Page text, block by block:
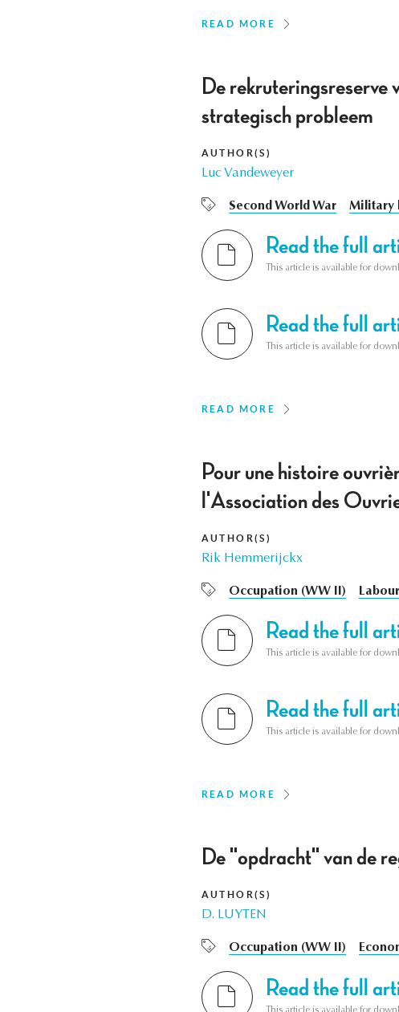
READ MORE
De
strategisch probleem
AUTHOR(S)
Luc Vandeweyer
Second World War Military
Read the full
This article is available for
Read the full
This article is available for
READ MORE
Pour une histoire
l'Association des
AUTHOR(S)
Rik Hemmerijckx
Occupation (WW II)
Read the full
This article is available for
Read the full
This article is available for
READ MORE
De "opdracht" van de
AUTHOR(S)
D. LUYTEN
Occupation (WW II)
Read the full